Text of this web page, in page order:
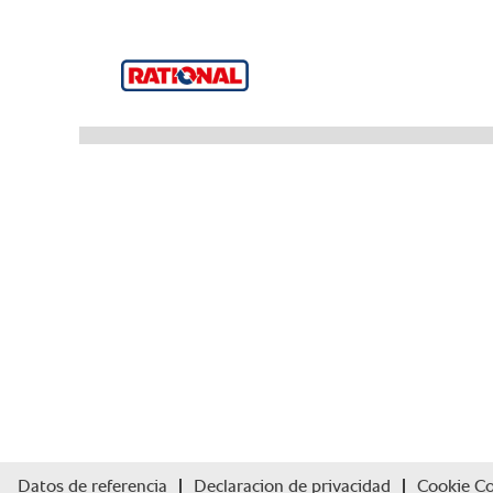
Datos de referencia Declaracion de privacidad Cookie